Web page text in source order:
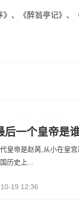
、《醉翁亭记》
后一个皇帝是
皇帝是赵昺,从小在皇
历史上...
19 12:36